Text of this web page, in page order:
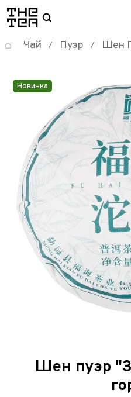
логотип
Чай / Пуэр / Шен
Новинка
Шен пуэр